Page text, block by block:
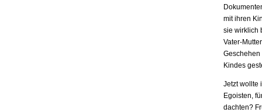
mit ihren
sie wirklich
Vater-
Geschehen
Kindes
Jetzt wollte
Egoisten,
dachten?